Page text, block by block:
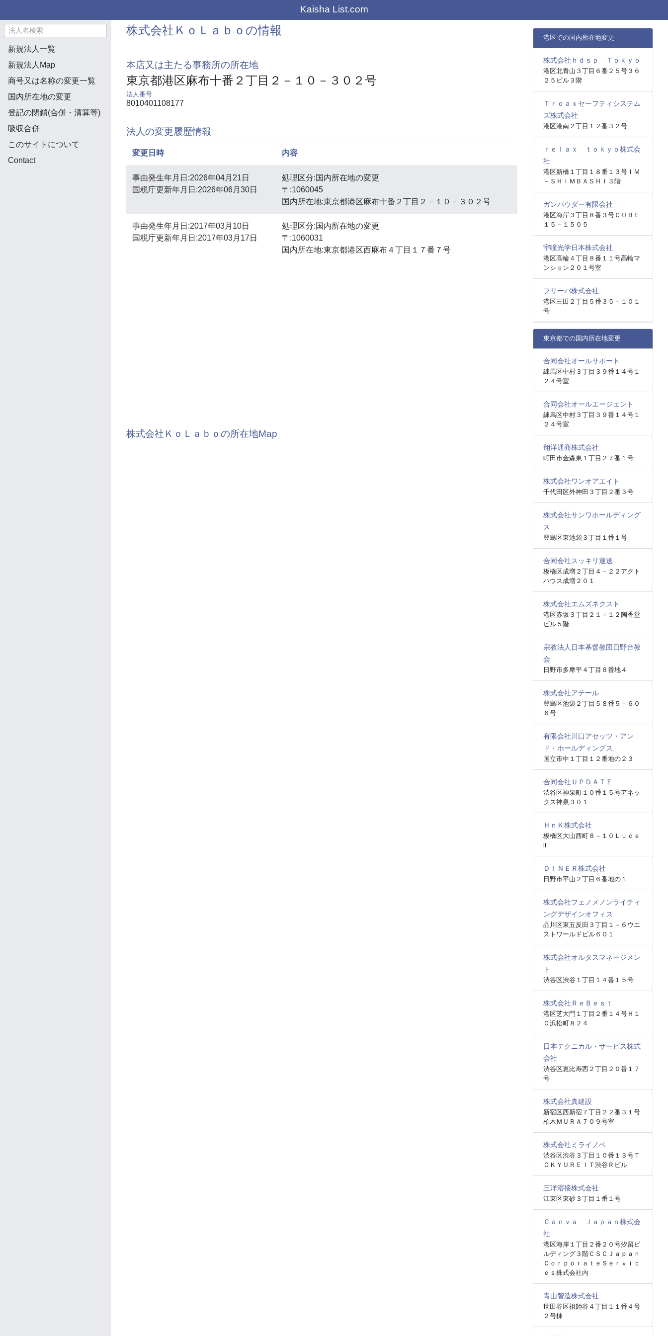
Kaisha List.com
新規法人一覧
新規法人Map
商号又は名称の変更一覧
国内所在地の変更
登記の閉鎖(合併・清算等)
吸収合併
このサイトについて
Contact
株式会社ＫｏＬａｂｏの情報
本店又は主たる事務所の所在地
東京都港区麻布十番２丁目２－１０－３０２号
法人番号
8010401108177
法人の変更履歴情報
変更日時 内容
事由発生年月日:2026年04月21日
国税庁更新年月日:2026年06月30日
処理区分:国内所在地の変更
〒:1060045
国内所在地:東京都港区麻布十番２丁目２－１０－３０２号
事由発生年月日:2017年03月10日
国税庁更新年月日:2017年03月17日
処理区分:国内所在地の変更
〒:1060031
国内所在地:東京都港区西麻布４丁目１７番７号
株式会社ＫｏＬａｂｏの所在地Map
港区での国内所在地変更
株式会社ｈｄｓｐ Ｔｏｋｙｏ
港区北青山３丁目６番２５号３６
２５ビル３階
Ｔｒｏａｘセーフティシステム
ズ株式会社
港区港南２丁目１２番３２号
ｒｅｌａｘ ｔｏｋｙｏ株式会
社
港区新橋１丁目１８番１３号ＩＭ
－ＳＨＩＭＢＡＳＨＩ３階
ガンパウダー有限会社
港区海岸３丁目８番３号ＣＵＢＥ
１５－１５０５
宇瞳光学日本株式会社
港区高輪４丁目８番１１号高輪マ
ンション２０１号室
フリーバ株式会社
港区三田２丁目５番３５－１０１
号
東京都での国内所在地変更
合同会社オールサポート
練馬区中村３丁目３９番１４号１
２４号室
合同会社オールエージェント
練馬区中村３丁目３９番１４号１
２４号室
翔洋通商株式会社
町田市金森東１丁目２７番１号
株式会社ワンオアエイト
千代田区外神田３丁目２番３号
株式会社サンワホールディング
ス
豊島区東池袋３丁目１番１号
合同会社スッキリ運送
板橋区成増２丁目４－２２アクト
ハウス成増２０１
株式会社エムズネクスト
港区赤坂３丁目２１－１２陶香堂
ビル５階
宗教法人日本基督教団日野台教
会
日野市多摩平４丁目８番地４
株式会社アテール
豊島区池袋２丁目５８番５－６０
６号
有限会社川口アセッツ・アン
ド・ホールディングス
国立市中１丁目１２番地の２３
合同会社ＵＰＤＡＴＥ
渋谷区神泉町１０番１５号アネッ
クス神泉３０１
ＨｎＫ株式会社
板橋区大山西町８－１０Ｌｕｃｅ
Ⅱ
ＤＩＮＥＲ株式会社
日野市平山２丁目６番地の１
株式会社フェノメノンライティ
ングデザインオフィス
品川区東五反田３丁目１－６ウエ
ストワールドビル６０１
株式会社オルタスマネージメン
ト
渋谷区渋谷１丁目１４番１５号
株式会社ＲｅＢｅｓｔ
港区芝大門１丁目２番１４号Ｈ１
Ｏ浜松町８２４
日本テクニカル・サービス株式
会社
渋谷区恵比寿西２丁目２０番１７
号
株式会社真建設
新宿区西新宿７丁目２２番３１号
柏木ＭＵＲＡ７０９号室
株式会社ミライノベ
渋谷区渋谷３丁目１０番１３号Ｔ
ＯＫＹＵＲＥＩＴ渋谷Ｒビル
三洋溶接株式会社
江東区東砂３丁目１番１号
Ｃａｎｖａ Ｊａｐａｎ株式会
社
港区海岸１丁目２番２０号汐留ビ
ルディング３階ＣＳＣＪａｐａｎ
ＣｏｒｐｏｒａｔｅＳｅｒｖｉｃ
ｅｓ株式会社内
青山智造株式会社
世田谷区祖師谷４丁目１１番４号
２号棟